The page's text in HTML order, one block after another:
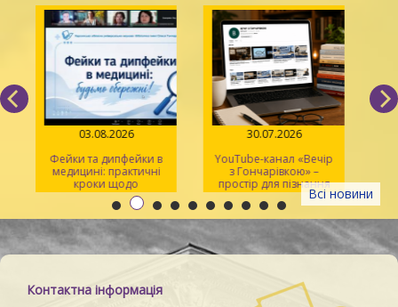
Всі новини
03.08.2026
Фейки та дипфейки в
медицині: практичні
кроки щодо
розпізнавання
30.07.2026
YouTube-канал «Вечір
з Гончарівкою» –
простір для пізнання
та натхнення
Контактна інформація